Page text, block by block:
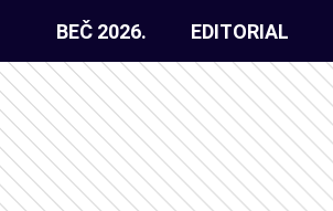
BEČ 2026. EDITORIAL